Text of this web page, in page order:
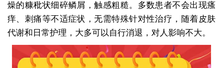
燥的糠秕状细碎鳞屑，触感粗糙。多数患者不会出现瘙
痒、刺痛等不适症状，无需特殊针对性治疗，随着皮肤
代谢和日常护理，大多可以自行消退，对人影响不大。